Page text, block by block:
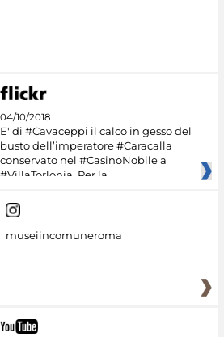
04/10/2018
E' di #Cavaceppi il calco in gesso del
busto dell’imperatore #Caracalla
conservato nel #CasinoNobile a
#VillaTorlonia. Per la
museiincomuneroma